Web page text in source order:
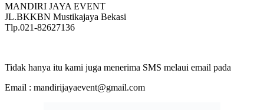
MANDIRI JAYA EVENT
JL.BKKBN Mustikajaya Bekasi
Tlp.021-82627136
Tidak hanya itu kami juga menerima SMS melaui email pada
Email : mandirijayaevent@gmail.com